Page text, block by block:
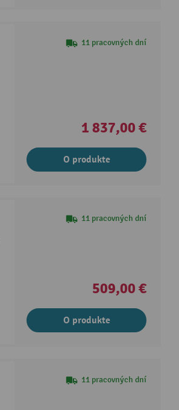
11 pracovných dní
1 837,00 €
O produkte
11 pracovných dní
509,00 €
O produkte
11 pracovných dní